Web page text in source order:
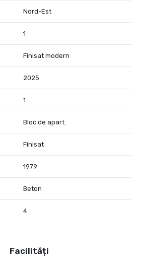
Nord-Est
1
Finisat modern
2025
1
Bloc de apart.
Finisat
1979
Beton
4
Facilități